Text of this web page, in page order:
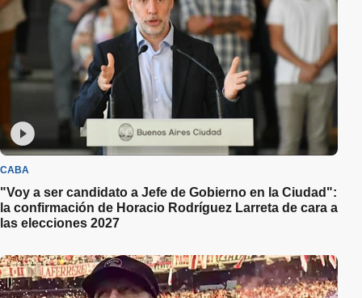
CABA
"Voy a ser candidato a Jefe de Gobierno en la Ciudad":
la confirmación de Horacio Rodríguez Larreta de cara a
las elecciones 2027